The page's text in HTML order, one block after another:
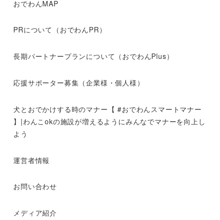
おでわんMAP
PRについて（おでわんPR）
長期パートナープランについて（おでわんPlus）
応援サポーター募集（企業様・個人様）
犬とおでかけする時のマナー【 #おでわんスマートマナー
】|わんこokの施設が増えるようにみんなでマナーを向上し
よう
運営者情報
お問い合わせ
メディア紹介